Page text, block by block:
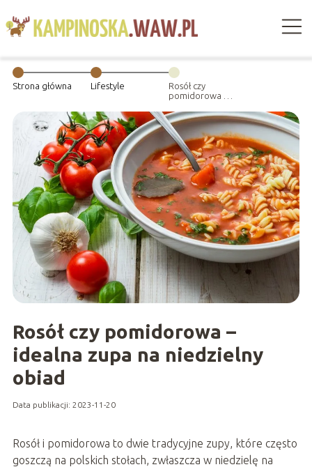
Strona główna Lifestyle
Rosół czy
pomidorowa –
niedzielny obiad
Rosół czy pomidorowa –
idealna zupa na niedzielny
obiad
Data publikacji: 2023-11-20
Rosół i pomidorowa to dwie tradycyjne zupy, które często
goszczą na polskich stołach, zwłaszcza w niedzielę na